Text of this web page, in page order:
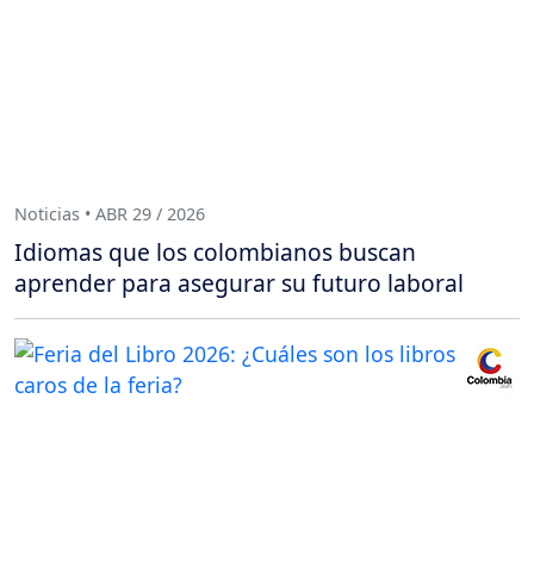
Noticias • ABR 29 / 2026
Idiomas que los colombianos buscan
aprender para asegurar su futuro laboral